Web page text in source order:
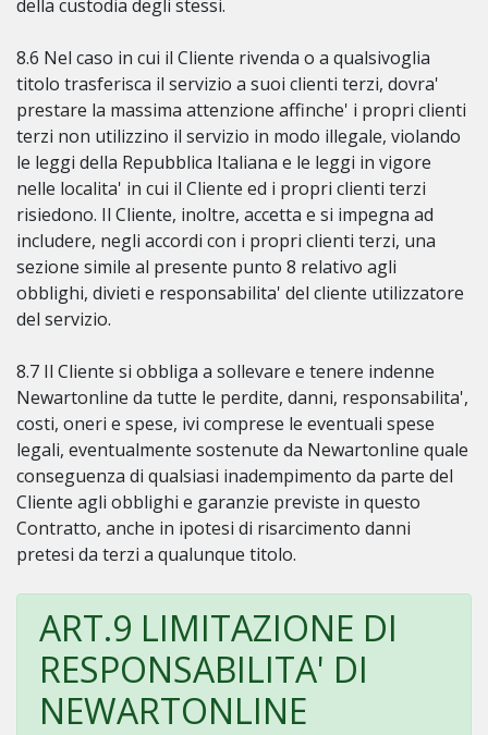
della custodia degli stessi.
8.6 Nel caso in cui il Cliente rivenda o a qualsivoglia
titolo trasferisca il servizio a suoi clienti terzi, dovra'
prestare la massima attenzione affinche' i propri clienti
terzi non utilizzino il servizio in modo illegale, violando
le leggi della Repubblica Italiana e le leggi in vigore
nelle localita' in cui il Cliente ed i propri clienti terzi
risiedono. Il Cliente, inoltre, accetta e si impegna ad
includere, negli accordi con i propri clienti terzi, una
sezione simile al presente punto 8 relativo agli
obblighi, divieti e responsabilita' del cliente utilizzatore
del servizio.
8.7 Il Cliente si obbliga a sollevare e tenere indenne
Newartonline da tutte le perdite, danni, responsabilita',
costi, oneri e spese, ivi comprese le eventuali spese
legali, eventualmente sostenute da Newartonline quale
conseguenza di qualsiasi inadempimento da parte del
Cliente agli obblighi e garanzie previste in questo
Contratto, anche in ipotesi di risarcimento danni
pretesi da terzi a qualunque titolo.
ART.9 LIMITAZIONE DI
RESPONSABILITA' DI
NEWARTONLINE